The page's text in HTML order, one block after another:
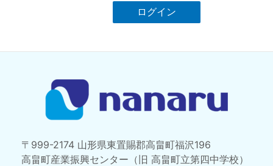
〒999-2174 山形県東置賜郡高畠町福沢196
高畠町産業振興センター（旧 高畠町立第四中学校）